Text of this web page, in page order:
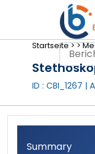
Startseite >>
ID : CBI_1267 |
Summary